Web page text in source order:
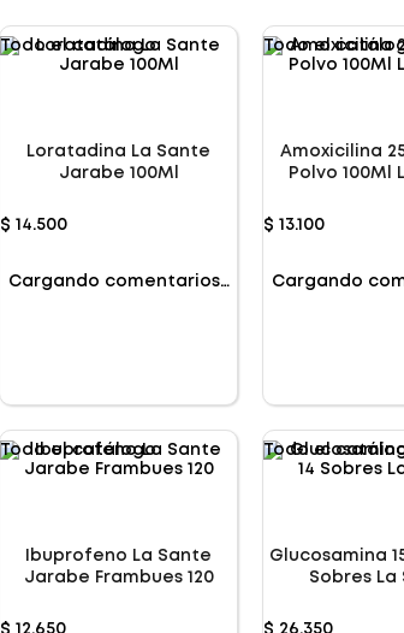
Todo el catálogo
Loratadina La Sante
Jarabe 100Ml
$ 14.500
Cargando comentarios…
Todo el
Amoxicilina
Polvo 100Ml
$ 13.100
Cargando
Todo el catálogo
Ibuprofeno La Sante
Jarabe Frambues 120
$ 12.650
Todo el
Glucosamina
Sobres La
$ 26.350